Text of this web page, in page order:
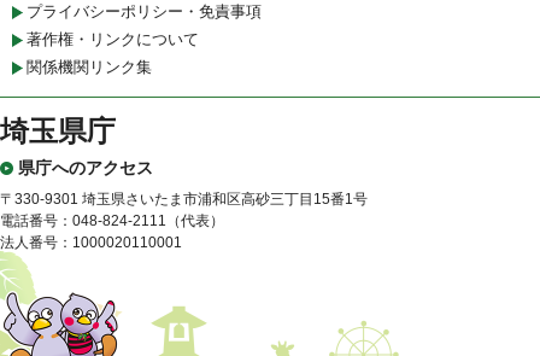
プライバシーポリシー・免責事項
著作権・リンクについて
関係機関リンク集
埼玉県庁
県庁へのアクセス
〒330-9301 埼玉県さいたま市浦和区高砂三丁目15番1号
電話番号：048-824-2111（代表）
法人番号：1000020110001